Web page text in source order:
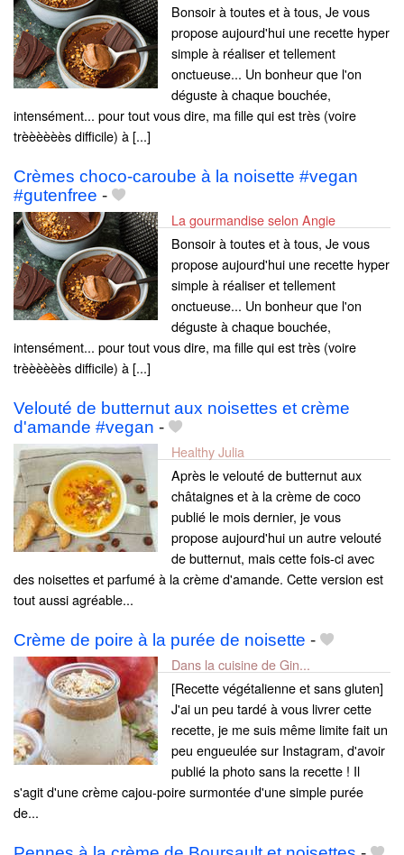
Bonsoir à toutes et à tous, Je vous
propose aujourd'hui une recette hyper
simple à réaliser et tellement
onctueuse... Un bonheur que l'on
déguste à chaque bouchée,
intensément... pour tout vous dire, ma fille qui est très (voire
trèèèèèès difficile) à [...]
Crèmes choco-caroube à la noisette #vegan
#gutenfree -
La gourmandise selon Angie
Bonsoir à toutes et à tous, Je vous
propose aujourd'hui une recette hyper
simple à réaliser et tellement
onctueuse... Un bonheur que l'on
déguste à chaque bouchée,
intensément... pour tout vous dire, ma fille qui est très (voire
trèèèèèès difficile) à [...]
Velouté de butternut aux noisettes et crème
d'amande #vegan -
Healthy Julia
Après le velouté de butternut aux
châtaignes et à la crème de coco
publié le mois dernier, je vous
propose aujourd'hui un autre velouté
de butternut, mais cette fois-ci avec
des noisettes et parfumé à la crème d'amande. Cette version est
tout aussi agréable...
Crème de poire à la purée de noisette -
Dans la cuisine de Gin...
[Recette végétalienne et sans gluten]
J'ai un peu tardé à vous livrer cette
recette, je me suis même limite fait un
peu engueulée sur Instagram, d'avoir
publié la photo sans la recette ! Il
s'agit d'une crème cajou-poire surmontée d'une simple purée
de...